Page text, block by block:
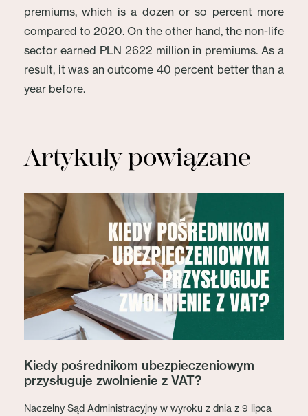
premiums, which is a dozen or so percent more
compared to 2020. On the other hand, the non-life
sector earned PLN 2622 million in premiums. As a
result, it was an outcome 40 percent better than a
year before.
Artykuły powiązane
Kiedy pośrednikom ubezpieczeniowym
przysługuje zwolnienie z VAT?
Naczelny Sąd Administracyjny w wyroku z dnia z 9 lipca